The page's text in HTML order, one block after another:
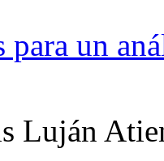
para un
Luján